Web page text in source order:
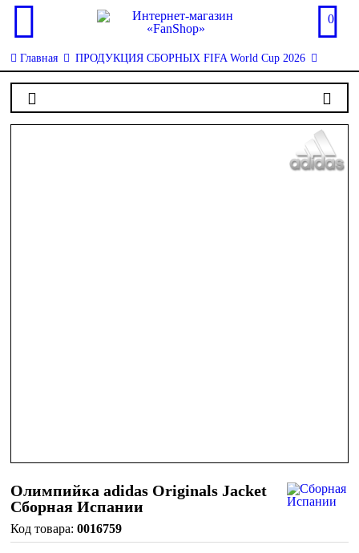
0
Главная ПРОДУКЦИЯ СБОРНЫХ FIFA World Cup 2026
Олимпийка adidas Originals Jacket
Сборная Испании
0016759